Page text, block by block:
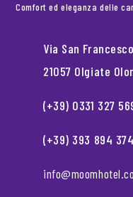
Comfort ed eleganza delle
Via San
21057 Olgiate
(+39) 0331 327
(+39) 393 894